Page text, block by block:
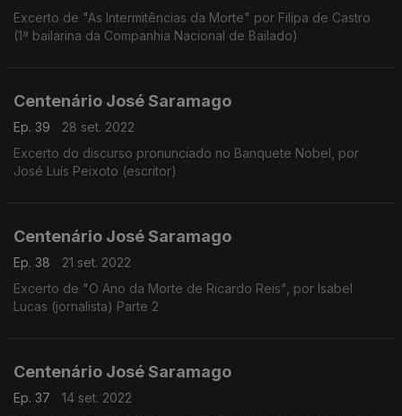
Excerto de "As Intermitências da Morte" por Filipa de Castro
(1ª bailarina da Companhia Nacional de Bailado)
Centenário José Saramago
Ep. 39
28 set. 2022
Excerto do discurso pronunciado no Banquete Nobel, por
José Luís Peixoto (escritor)
Centenário José Saramago
Ep. 38
21 set. 2022
Excerto de "O Ano da Morte de Ricardo Reis", por Isabel
Lucas (jornalista) Parte 2
Centenário José Saramago
Ep. 37
14 set. 2022